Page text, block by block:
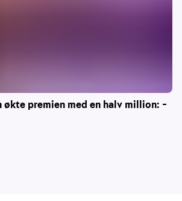
premien med en halv million: –